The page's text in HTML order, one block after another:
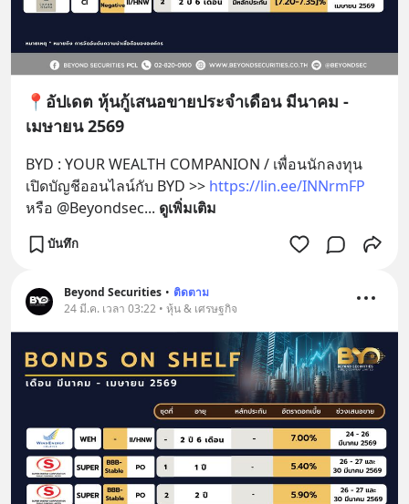
📍อัปเดต หุ้นกู้เสนอขายประจำเดือน มีนาคม -
เมษายน 2569
BYD : YOUR WEALTH COMPANION / เพื่อนนักลงทุน
เปิดบัญชีออนไลน์กับ BYD >> https://lin.ee/INNrmFP
หรือ @Beyondsec... ดูเพิ่มเติม
บันทึก
Beyond Securities • ติดตาม
24 มี.ค. เวลา 03:22 • หุ้น & เศรษฐกิจ